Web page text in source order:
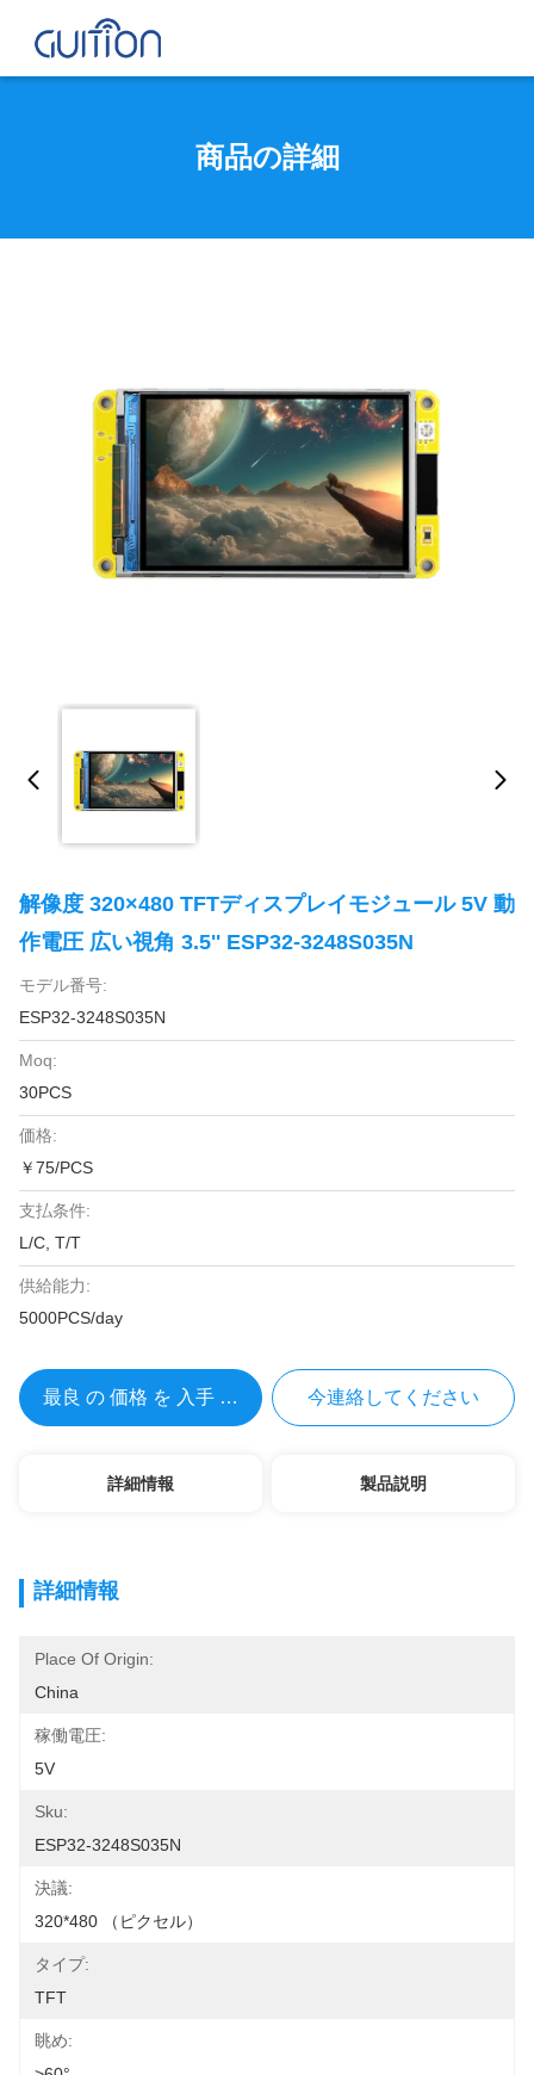
商品の詳細
解像度 320×480 TFTディスプレイモジュール 5V 動
作電圧 広い視角 3.5'' ESP32-3248S035N
モデル番号:
ESP32-3248S035N
Moq:
30PCS
価格:
￥75/PCS
支払条件:
L/C, T/T
供給能力:
5000PCS/day
最良 の 価格 を 入手 する 今連絡してください
詳細情報 製品説明
詳細情報
Place Of Origin:
China
稼働電圧:
5V
Sku:
ESP32-3248S035N
決議:
320*480 （ピクセル）
タイプ:
TFT
眺め: